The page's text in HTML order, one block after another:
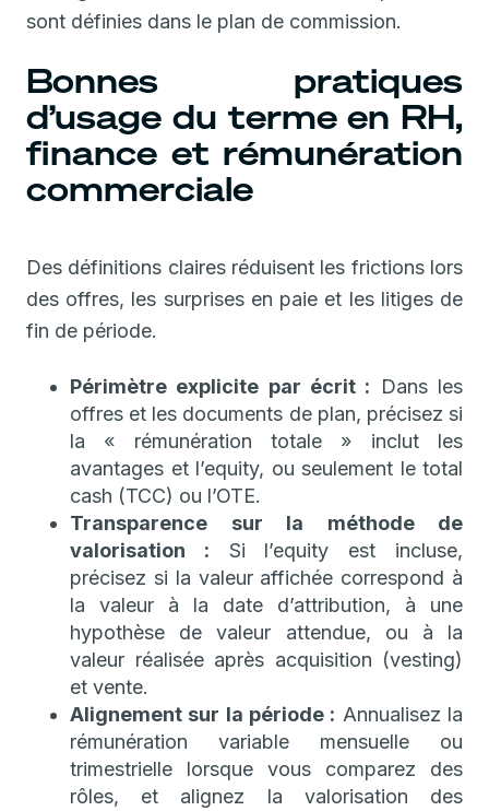
sont définies dans le plan de commission.
Bonnes pratiques
d’usage du terme en RH,
finance et rémunération
commerciale
Des définitions claires réduisent les frictions lors
des offres, les surprises en paie et les litiges de
fin de période.
Périmètre explicite par écrit : Dans les
offres et les documents de plan, précisez si
la « rémunération totale » inclut les
avantages et l’equity, ou seulement le total
cash (TCC) ou l’OTE.
Transparence sur la méthode de
valorisation : Si l’equity est incluse,
précisez si la valeur affichée correspond à
la valeur à la date d’attribution, à une
hypothèse de valeur attendue, ou à la
valeur réalisée après acquisition (vesting)
et vente.
Alignement sur la période : Annualisez la
rémunération variable mensuelle ou
trimestrielle lorsque vous comparez des
rôles, et alignez la valorisation des